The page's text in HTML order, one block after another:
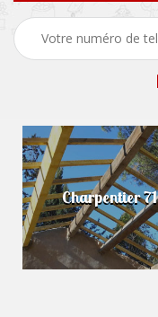
Charpentier 71